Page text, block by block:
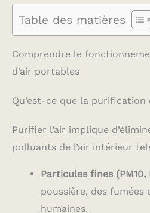
Table des matières
Comprendre le
d’air portables
Qu’est-ce que la purification
Purifier l’air implique
polluants de l’air intérieur
Particules fines (PM10,
poussière, des fumées
humaines.